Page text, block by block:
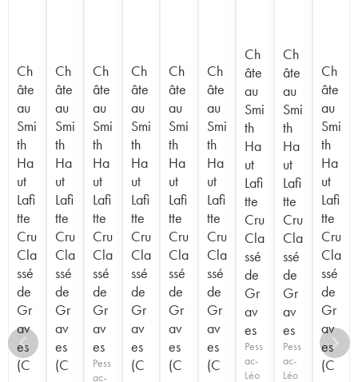
Ch
âte
au
Smi
th
Ha
ut
Lafi
tte
Cru
Cla
ssé
de
Gr
av
es
(C
Ch
âte
au
Smi
th
Ha
ut
Lafi
tte
Cru
Cla
ssé
de
Gr
av
es
(C
Ch
âte
au
Smi
th
Ha
ut
Lafi
tte
Cru
Cla
ssé
de
Gr
av
es
Pess
ac-
Ch
âte
au
Smi
th
Ha
ut
Lafi
tte
Cru
Cla
ssé
de
Gr
av
es
(C
Ch
âte
au
Smi
th
Ha
ut
Lafi
tte
Cru
Cla
ssé
de
Gr
av
es
(C
Ch
âte
au
Smi
th
Ha
ut
Lafi
tte
Cru
Cla
ssé
de
Gr
av
es
(C
Ch
âte
au
Smi
th
Ha
ut
Lafi
tte
Cru
Cla
ssé
de
Gr
av
es
Pess
ac-
Léo
Ch
âte
au
Smi
th
Ha
ut
Lafi
tte
Cru
Cla
ssé
de
Gr
av
es
Pess
ac-
Léo
Ch
âte
au
Smi
th
Ha
ut
Lafi
tte
Cru
Cla
ssé
de
Gr
av
es
(C